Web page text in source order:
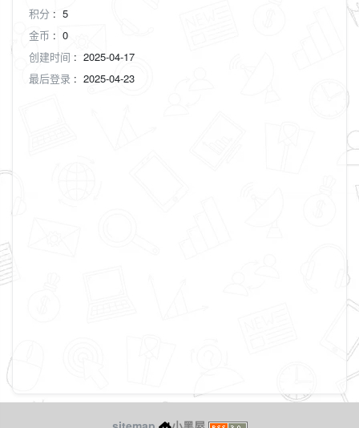
积分 : 5
金币 : 0
创建时间 : 2025-04-17
最后登录 : 2025-04-23